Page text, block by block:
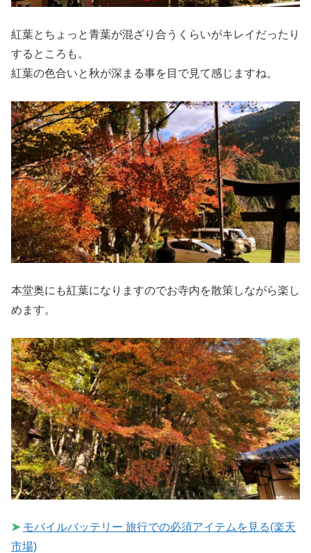
紅葉とちょっと青葉が混ざり合うくらいがキレイだったり
するところも。
紅葉の色合いと秋が深まる事を目で見て感じますね。
本堂奥にも紅葉になりますのでお寺内を散策しながら楽し
めます。
➤ モバイルバッテリー 旅行での必須アイテムを見る(楽天
市場)